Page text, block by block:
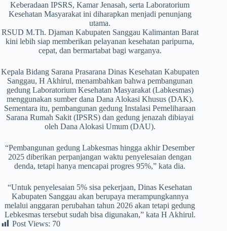
Keberadaan IPSRS, Kamar Jenasah, serta Laboratorium
Kesehatan Masyarakat ini diharapkan menjadi penunjang
utama.
RSUD M.Th. Djaman Kabupaten Sanggau Kalimantan Barat
kini lebih siap memberikan pelayanan kesehatan paripurna,
cepat, dan bermartabat bagi warganya.
Kepala Bidang Sarana Prasarana Dinas Kesehatan Kabupaten
Sanggau, H Akhirul, menambahkan bahwa pembangunan
gedung Laboratorium Kesehatan Masyarakat (Labkesmas)
menggunakan sumber dana Dana Alokasi Khusus (DAK).
Sementara itu, pembangunan gedung Instalasi Pemeliharaan
Sarana Rumah Sakit (IPSRS) dan gedung jenazah dibiayai
oleh Dana Alokasi Umum (DAU).
“Pembangunan gedung Labkesmas hingga akhir Desember
2025 diberikan perpanjangan waktu penyelesaian dengan
denda, tetapi hanya mencapai progres 95%,” kata dia.
“Untuk penyelesaian 5% sisa pekerjaan, Dinas Kesehatan
Kabupaten Sanggau akan berupaya merampungkannya
melalui anggaran perubahan tahun 2026 akan tetapi gedung
Lebkesmas tersebut sudah bisa digunakan,” kata H Akhirul.
Post Views: 70